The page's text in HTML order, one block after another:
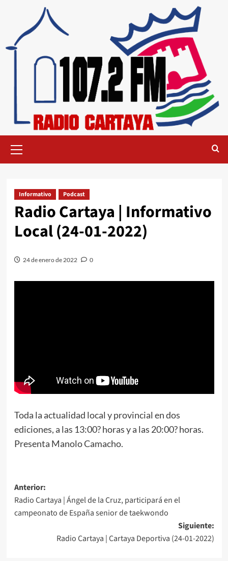
Informativo Podcast
Radio Cartaya | Informativo
Local (24-01-2022)
24 de enero de 2022 0
Toda la actualidad local y provincial en dos
ediciones, a las 13:00? horas y a las 20:00? horas.
Presenta Manolo Camacho.
Anterior:
Radio Cartaya | Ángel de la Cruz, participará en el
campeonato de España senior de taekwondo
Siguiente:
Radio Cartaya | Cartaya Deportiva (24-01-2022)